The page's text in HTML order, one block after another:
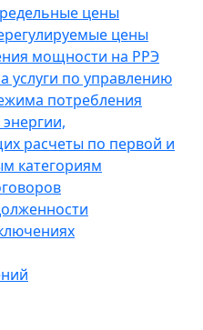
цены
цены
мощности на РРЭ
услуги по управлению
потребления
расчеты по первой и
категориям